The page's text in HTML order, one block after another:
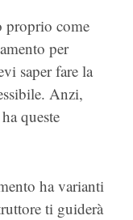
proprio come
per
saper fare la
Anzi,
ha queste
ha varianti
ti guiderà